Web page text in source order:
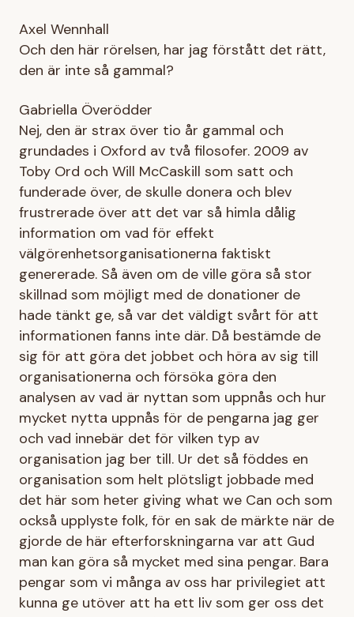
Axel Wennhall
Och den här rörelsen, har jag förstått det rätt,
den är inte så gammal?
Gabriella Överödder
Nej, den är strax över tio år gammal och
grundades i Oxford av två filosofer. 2009 av
Toby Ord och Will McCaskill som satt och
funderade över, de skulle donera och blev
frustrerade över att det var så himla dålig
information om vad för effekt
välgörenhetsorganisationerna faktiskt
genererade. Så även om de ville göra så stor
skillnad som möjligt med de donationer de
hade tänkt ge, så var det väldigt svårt för att
informationen fanns inte där. Då bestämde de
sig för att göra det jobbet och höra av sig till
organisationerna och försöka göra den
analysen av vad är nyttan som uppnås och hur
mycket nytta uppnås för de pengarna jag ger
och vad innebär det för vilken typ av
organisation jag ber till. Ur det så föddes en
organisation som helt plötsligt jobbade med
det här som heter giving what we Can och som
också upplyste folk, för en sak de märkte när de
gjorde de här efterforskningarna var att Gud
man kan göra så mycket med sina pengar. Bara
pengar som vi många av oss har privilegiet att
kunna ge utöver att ha ett liv som ger oss det